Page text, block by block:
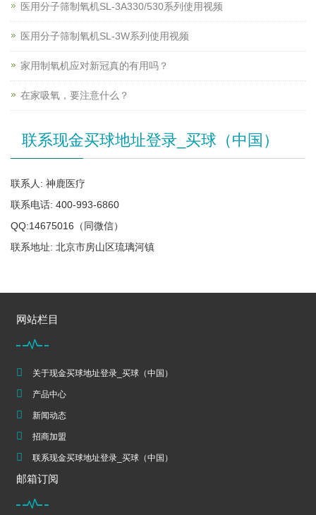
医用分子筛制氧机SL-3A330/530系列使用视频
医用分子筛制氧机SL-3W系列使用视频
家用制氧机应对新冠真的有用吗？
在家吸氧，要注意什么？
联系现金买球地址登录_买球（中国）
联系人: 神鹿医疗
联系电话: 400-993-6860
QQ:14675016（同微信）
联系地址: 北京市房山区琉璃河镇
网站栏目
关于现金买球地址登录_买球（中国）
产品中心
新闻动态
招商加盟
联系现金买球地址登录_买球（中国）
邮箱订阅